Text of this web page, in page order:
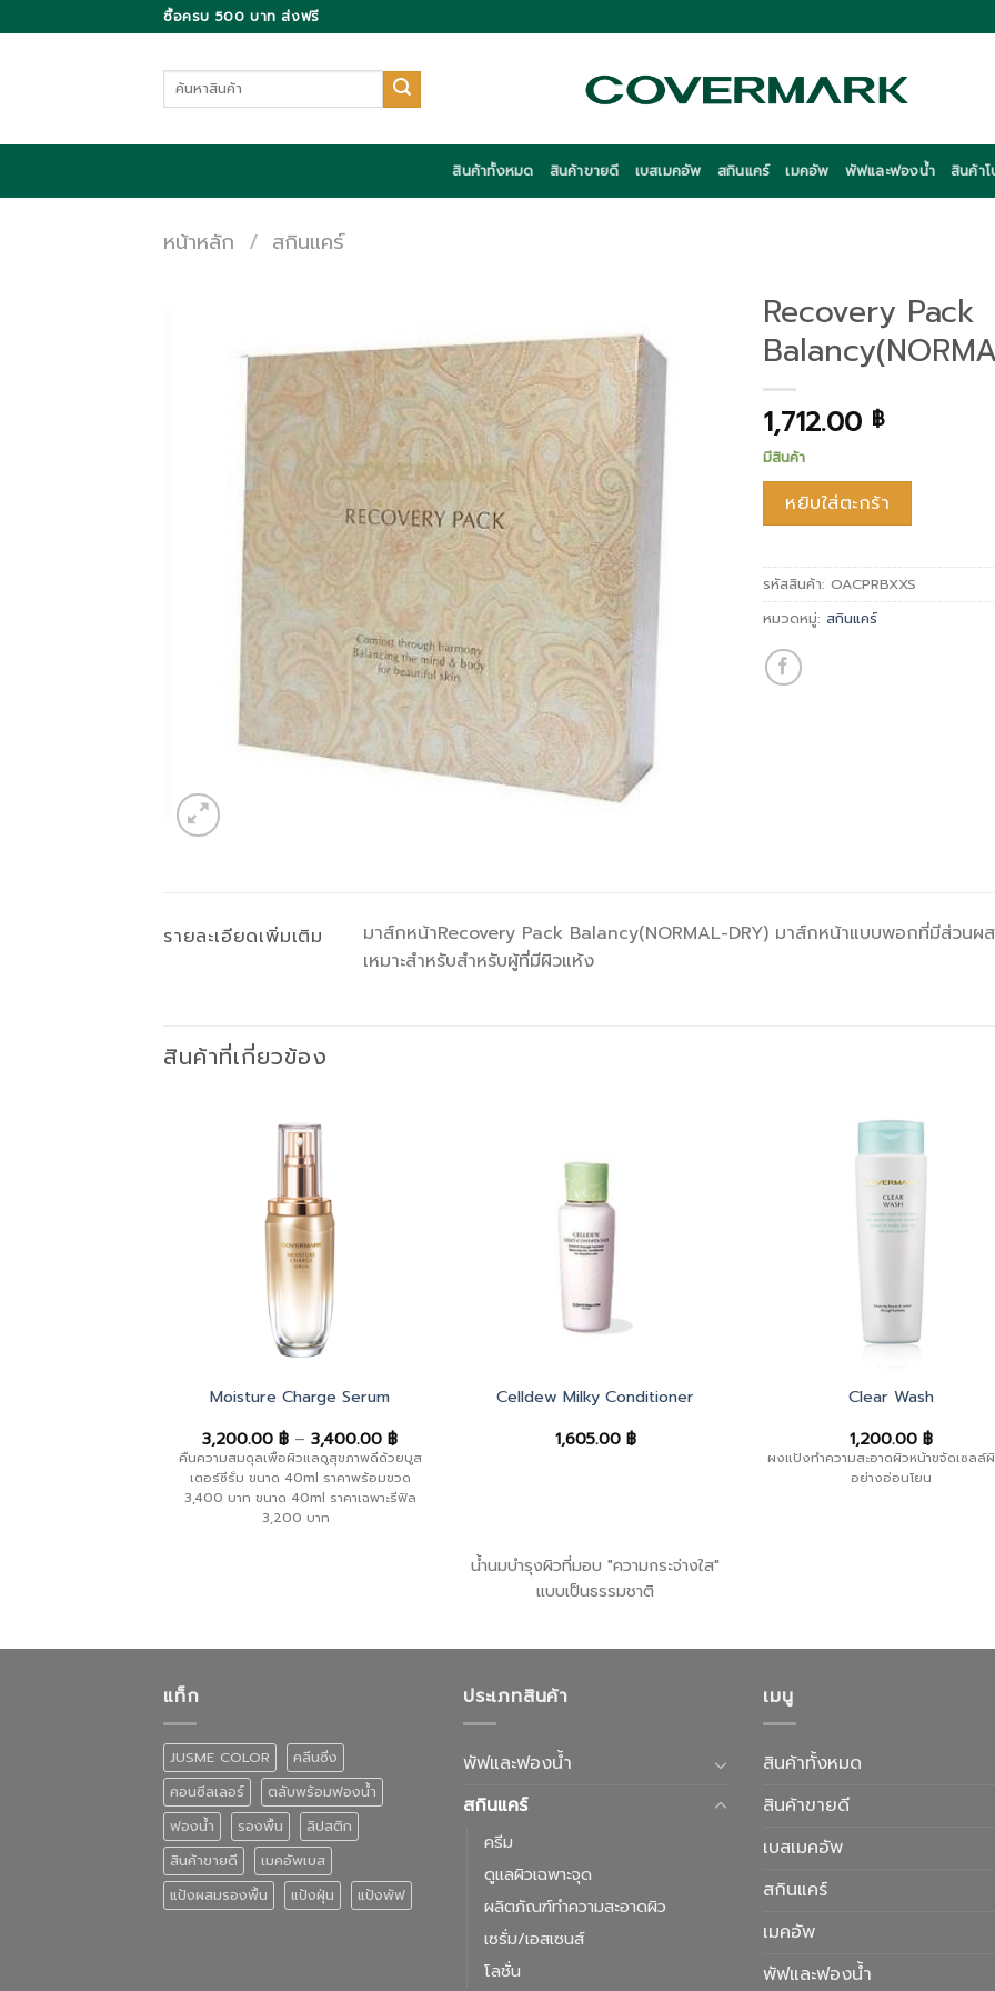
to
ซื้อครบ 500 บาท ส่งฟรี
ค้นหา:
สินค้าทั้งหมด สินค้าขายดี เบสเมคอัพ สกินแคร์ เมคอัพ พัฟและฟองน้ำ สินค้า
หน้าหลัก / สกินแคร์
Recovery Pack
1,712.00 ฿
มีสินค้า
หยิบใส่ตะกร้า
รหัสสินค้า: OACPRBXXS
หมวดหมู่: สกินแคร์
รายละเอียดเพิ่มเติม
มาส์กหน้าRecovery Pack Balancy(NORMAL-DRY) มาส์กหน้าแบบพอกที่มีส่วนผ
เหมาะสำหรับสำหรับผู้ที่มีผิวแห้ง
สินค้าที่เกี่ยวข้อง
Moisture Charge Serum
3,200.00฿ –3,400.00฿
คืนความสมดุลเพื่อผิวแลดูสุขภาพดีด้วยบูส
เตอร์ซีรั่ม ขนาด 40ml ราคาพร้อมขวด
3,400 บาท ขนาด 40ml ราคาเฉพาะรีฟิล
3,200 บาท
Celldew Milky Conditioner
1,605.00 ฿
น้ำนมบำรุงผิวที่มอบ "ความกระจ่างใส"
แบบเป็นธรรมชาติ
Clear Wash
1,200.00฿
ผงแป้งทำความสะอาดผิวหน้าขจัดเซลล์
อย่างอ่อนโยน
แท็ก
JUSME COLOR
คลีนซิ่ง
คอนซีลเลอร์
ตลับพร้อมฟองน้ำ
ฟองน้ำ
รองพื้น
ลิปสติก
สินค้าขายดี
เมคอัพเบส
แป้งผสมรองพื้น
แป้งฝุ่น แป้งพัฟ
ประเภทสินค้า
พัฟและฟองน้ำ
สกินแคร์
ครีม
ดูแลผิวเฉพาะจุด
ผลิตภัณฑ์ทำความสะอาดผิว
เซรั่ม/เอสเซนส์
โลชั่น
เมนู
สินค้าทั้งหมด
สินค้าขายดี
เบสเมคอัพ
สกินแคร์
เมคอัพ
พัฟและฟองน้ำ